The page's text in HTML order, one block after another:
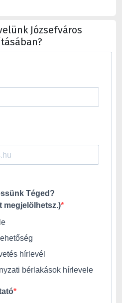
Józsefváros
Téged?
megjelölhetsz.)
hírlevél
bérlakások hírlevele